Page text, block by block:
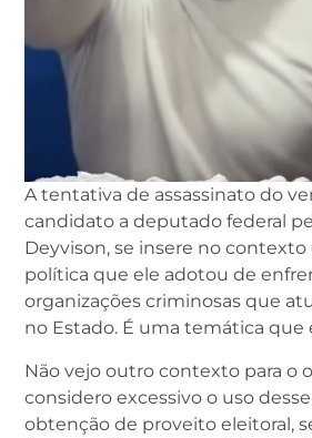
A tentativa de assassinato do
candidato a deputado federal
Deyvison, se insere no contexto
política que ele adotou de
organizações criminosas que
no Estado. É uma temática que
Não vejo outro contexto para o
considero excessivo o uso
obtenção de proveito eleitoral,